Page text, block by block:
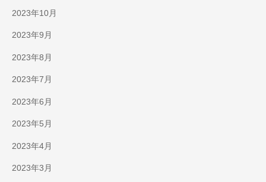
2023年10月
2023年9月
2023年8月
2023年7月
2023年6月
2023年5月
2023年4月
2023年3月